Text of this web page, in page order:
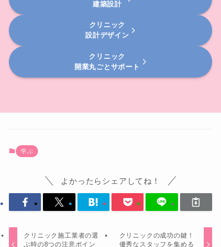
建築設計
クリニック
設計デザイン
クリニック
開業丸ごとサポート
学ぶ
よかったらシェアしてね！
クリニック施工業者の選
ぶ時の8つの注意ポイン
クリニックの成功の鍵！
優秀なスタッフを集める